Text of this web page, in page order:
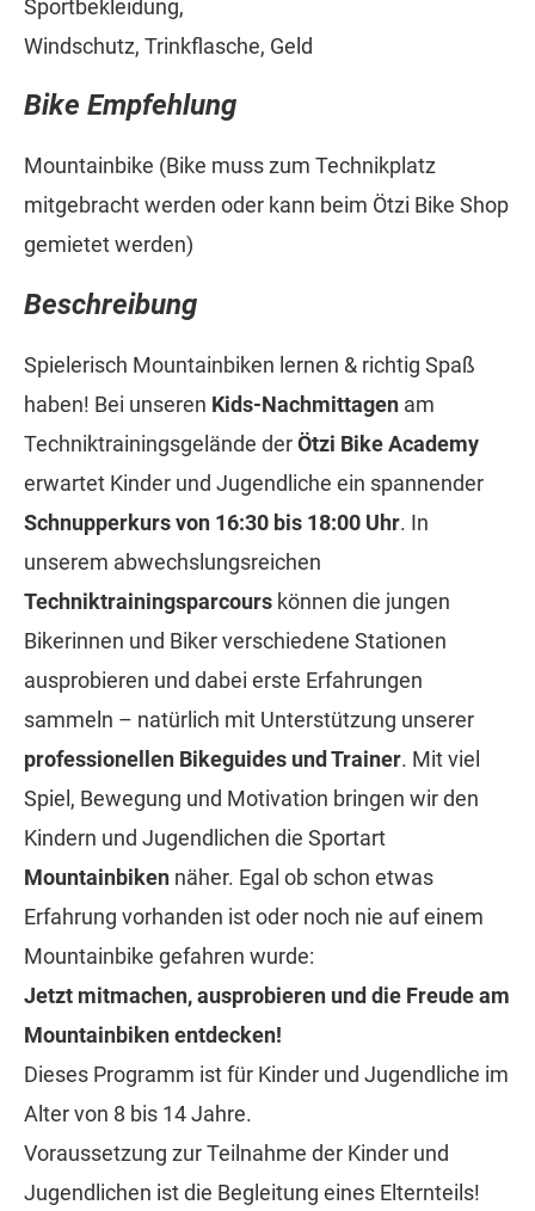
Sportbekleidung,
Windschutz, Trinkflasche, Geld
Bike Empfehlung
Mountainbike (Bike muss zum Technikplatz
mitgebracht werden oder kann beim Ötzi Bike Shop
gemietet werden)
Beschreibung
Spielerisch Mountainbiken lernen & richtig Spaß
haben! Bei unseren Kids-Nachmittagen am
Techniktrainingsgelände derÖtzi Bike Academy
erwartet Kinder und Jugendliche ein spannender
Schnupperkurs von 16:30 bis 18:00 Uhr. In
unserem abwechslungsreichen
Techniktrainingsparcours können die jungen
Bikerinnen und Biker verschiedene Stationen
ausprobieren und dabei erste Erfahrungen
sammeln – natürlich mit Unterstützung unserer
professionellen Bikeguides und Trainer. Mit viel
Spiel, Bewegung und Motivation bringen wir den
Kindern und Jugendlichen die Sportart
Mountainbiken näher. Egal ob schon etwas
Erfahrung vorhanden ist oder noch nie auf einem
Mountainbike gefahren wurde:
Jetzt mitmachen, ausprobieren und die Freude am
Mountainbiken entdecken!
Dieses Programm ist für Kinder und Jugendliche im
Alter von 8 bis 14 Jahre.
Voraussetzung zur Teilnahme der Kinder und
Jugendlichen ist die Begleitung eines Elternteils!